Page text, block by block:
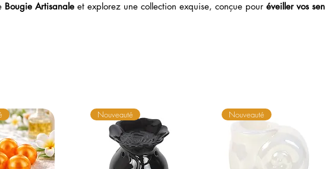
Bougie Artisanale et explorez une collection exquise, conçue pour éveiller vos
Nouveauté Nouveauté